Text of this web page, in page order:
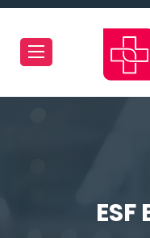
Toggle
navigation